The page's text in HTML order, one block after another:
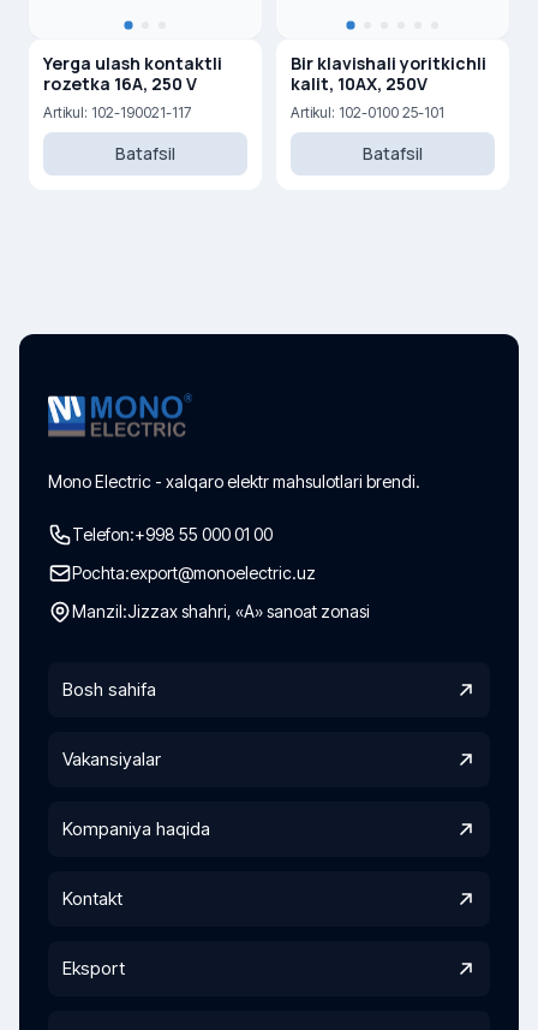
Yerga ulash kontaktli
rozetka 16A, 250 V
Artikul: 102-190021-117
Batafsil
Bir klavishali yoritkichli
kalit, 10AX, 250V
Artikul: 102-0100 25-101
Batafsil
Mono Electric - xalqaro elektr mahsulotlari brendi.
Telefon:+998 55 000 01 00
Pochta:export@monoelectric.uz
Manzil:Jizzax shahri, «A» sanoat zonasi
Bosh sahifa
Vakansiyalar
Kompaniya haqida
Kontakt
Eksport